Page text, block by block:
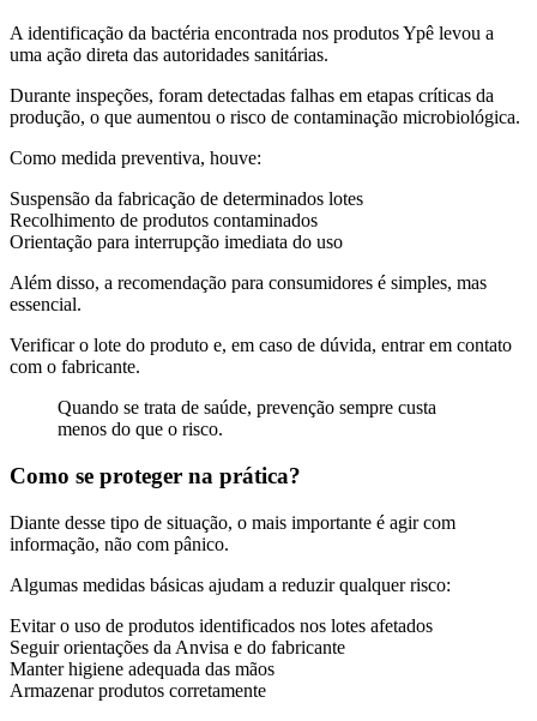
A identificação da bactéria encontrada nos produtos Ypê levou a
uma ação direta das autoridades sanitárias.
Durante inspeções, foram detectadas falhas em etapas críticas da
produção, o que aumentou o risco de contaminação microbiológica.
Como medida preventiva, houve:
Suspensão da fabricação de determinados lotes
Recolhimento de produtos contaminados
Orientação para interrupção imediata do uso
Além disso, a recomendação para consumidores é simples, mas
essencial.
Verificar o lote do produto e, em caso de dúvida, entrar em contato
com o fabricante.
Quando se trata de saúde, prevenção sempre custa
menos do que o risco.
Como se proteger na prática?
Diante desse tipo de situação, o mais importante é agir com
informação, não com pânico.
Algumas medidas básicas ajudam a reduzir qualquer risco:
Evitar o uso de produtos identificados nos lotes afetados
Seguir orientações da Anvisa e do fabricante
Manter higiene adequada das mãos
Armazenar produtos corretamente